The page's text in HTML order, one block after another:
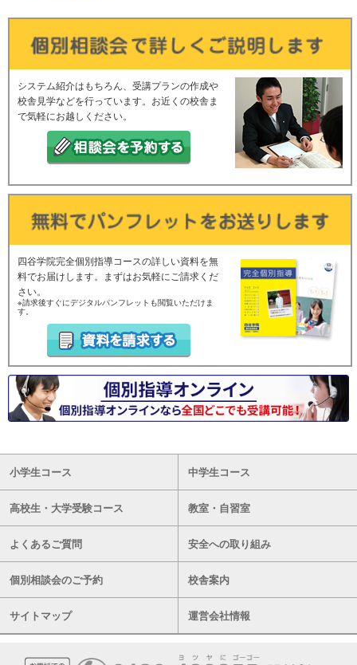
システム紹介はもちろん、受講プランの作成や
校舎見学などを行っています。お近くの校舎ま
で気軽にお越しください。
四谷学院完全個別指導コースの詳しい資料を無
料でお届けします。まずはお気軽にご請求くだ
さい。
※請求後すぐにデジタルパンフレットも閲覧いただけま
す。
小学生コース 中学生コース
高校生・大学受験コース 教室・自習室
よくあるご質問 安全への取り組み
個別相談会のご予約 校舎案内
サイトマップ 運営会社情報